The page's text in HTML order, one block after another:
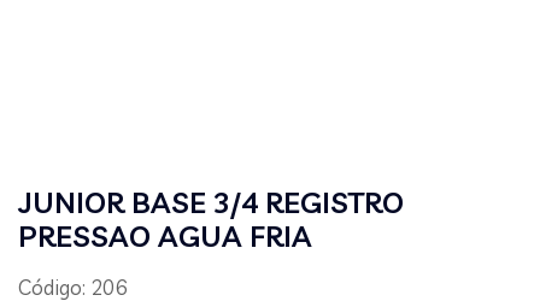
JUNIOR BASE 3/4 REGISTRO
PRESSAO AGUA FRIA
Código: 206